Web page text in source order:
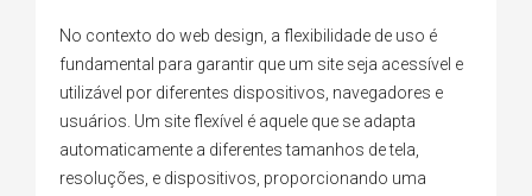
No contexto do web design, a flexibilidade de uso é
fundamental para garantir que um site seja acessível e
utilizável por diferentes dispositivos, navegadores e
usuários. Um site flexível é aquele que se adapta
automaticamente a diferentes tamanhos de tela,
resoluções, e dispositivos, proporcionando uma